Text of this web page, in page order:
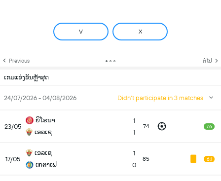
V X
Previous ຕໍ່ໄປ
ເກມແຂ່ງຂັນຫຼ້າສຸດ
24/07/2026 - 04/08/2026 Didn't participate in 3 matches
23/05
ຍິໂຣນາ
ເອລເຊ
1
1
74 7.6
17/05
ເອລເຊ
ເກຕາເຟ
1
0
85 6.1